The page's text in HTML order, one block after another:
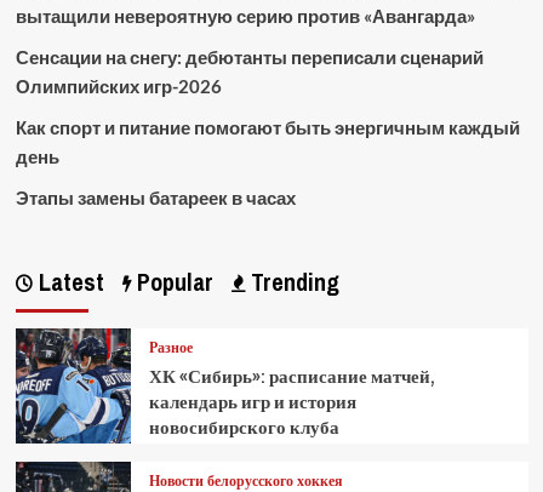
вытащили невероятную серию против «Авангарда»
Сенсации на снегу: дебютанты переписали сценарий
Олимпийских игр-2026
Как спорт и питание помогают быть энергичным каждый
день
Этапы замены батареек в часах
Latest Popular Trending
Разное
ХК «Сибирь»: расписание матчей,
календарь игр и история
новосибирского клуба
Новости белорусского хоккея